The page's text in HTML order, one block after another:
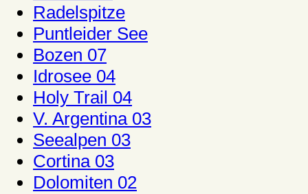
Radelspitze
Puntleider See
Bozen 07
Idrosee 04
Holy Trail 04
V. Argentina 03
Seealpen 03
Cortina 03
Dolomiten 02